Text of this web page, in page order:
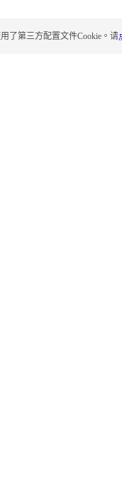
了第三方配置文件Cookie。请